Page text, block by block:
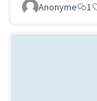
Anonyme
1